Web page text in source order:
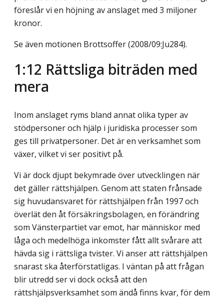
föreslår vi en höjning av anslaget med 3 miljoner
kronor.
Se även motionen Brottsoffer (2008/09:Ju284).
1:12 Rättsliga biträden med
mera
Inom anslaget ryms bland annat olika typer av
stödpersoner och hjälp i juridiska processer som
ges till privatpersoner. Det är en verksamhet som
växer, vilket vi ser positivt på.
Vi är dock djupt bekymrade över utvecklingen när
det gäller rättshjälpen. Genom att staten frånsade
sig huvudansvaret för rättshjälpen från 1997 och
överlät den åt försäkringsbolagen, en förändring
som Vänsterpartiet var emot, har människor med
låga och medelhöga inkomster fått allt svårare att
hävda sig i rättsliga tvister. Vi anser att rättshjälpen
snarast ska återförstatligas. I väntan på att frågan
blir utredd ser vi dock också att den
rättshjälpsverksamhet som ändå finns kvar, för dem